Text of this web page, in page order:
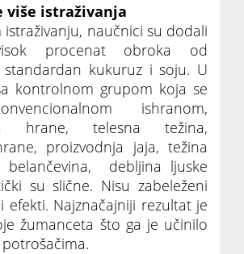
više istraživanja
naučnici su dodali
procenat obroka od
kukuruz i soju. U
kontrolnom grupom koja se
ishranom,
hrane, telesna težina,
proizvodnja jaja, težina
belančevina, debljina ljuske
su slične. Nisu zabeleženi
efekti. Najznačajniji rezultat je
žumanceta što ga je učinilo